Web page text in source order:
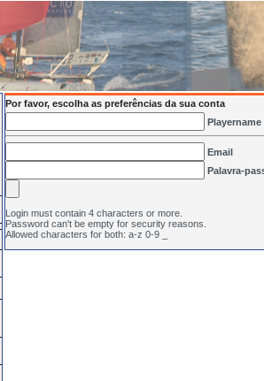
Por favor, escolha as preferências da sua conta
Playername
Email
Palavra-
Login must contain 4 characters or more.
Password can't be empty for security reasons.
Allowed characters for both: a-z 0-9 _